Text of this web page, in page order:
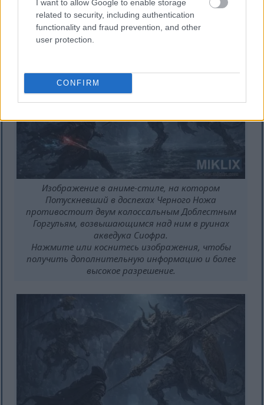
I want to allow Google to enable storage
related to security, including authentication
functionality and fraud prevention, and other
user protection.
CONFIRM
высокое разрешение.
Изображение в аниме-стиле, на котором
Потускневший в доспехах Черного Ножа
противостоит двум колоссальным Доблестным
Горгульям, возвышающимся над ним в руинах
акведука Сиофра.
Нажмите или коснитесь изображения, чтобы
получить дополнительную информацию и более
высокое разрешение.